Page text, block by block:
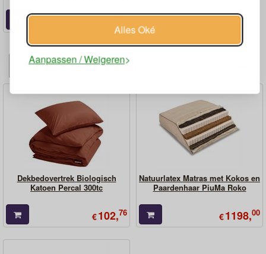
Alles Oké
Aanpassen / Weigeren
44,95
Gerelateerde producten
Dekbedovertrek Biologisch
Katoen Percal 300tc
€102,76
Natuurlatex Matras met Kokos en
Paardenhaar PiuMa Roko
€1198,00